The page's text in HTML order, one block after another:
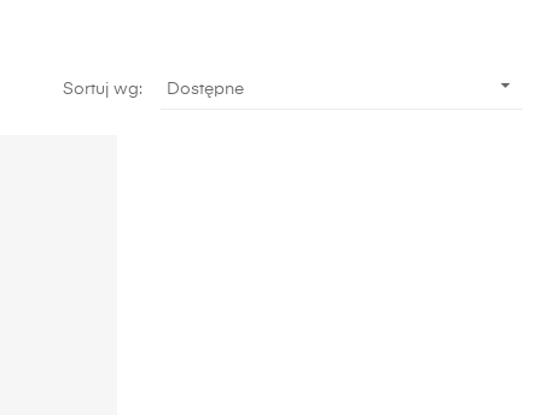
Sortuj wg: Dostępne 